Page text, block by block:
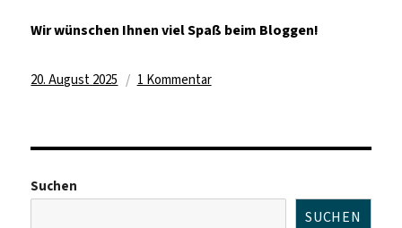
Wir wünschen Ihnen viel Spaß beim Bloggen!
Veröffentlicht
20. August 2025 1 Kommentarzu
Suchen
SUCHEN